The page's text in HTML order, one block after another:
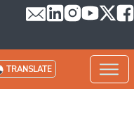
TRANSLATE